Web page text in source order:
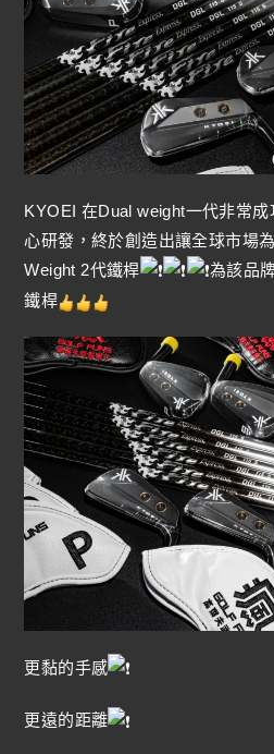
KYOEI 在Dual weight一代非常
心研發，終於創造出讓全球市場
Weight 2代鐵桿
為該品
鐵桿
更黏的手感
更遠的距離